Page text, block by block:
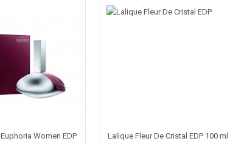
Women EDP
Lalique Fleur De Cristal EDP 100 ml